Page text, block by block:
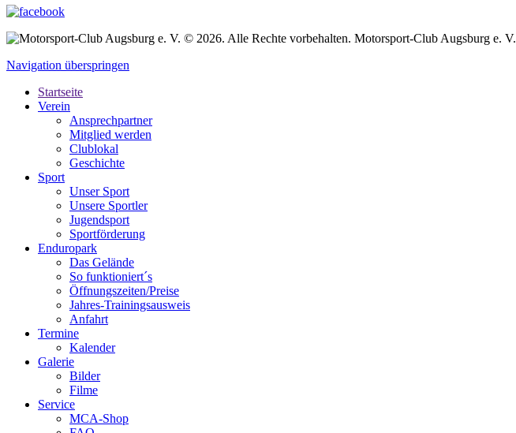
© 2026. Alle Rechte vorbehalten. Motorsport-Club Augsburg e. V.
Navigation überspringen
Startseite
Verein
Ansprechpartner
Mitglied werden
Clublokal
Geschichte
Sport
Unser Sport
Unsere Sportler
Jugendsport
Sportförderung
Enduropark
Das Gelände
So funktioniert´s
Öffnungszeiten/Preise
Jahres-Trainingsausweis
Anfahrt
Termine
Kalender
Galerie
Bilder
Filme
Service
MCA-Shop